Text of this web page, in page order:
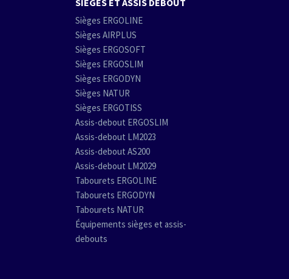
Sièges ERGOLINE
Sièges AIRPLUS
Sièges ERGOSOFT
Sièges ERGOSLIM
Sièges ERGODYN
Sièges NATUR
Sièges ERGOTISS
Assis-debout ERGOSLIM
Assis-debout LM2023
Assis-debout AS200
Assis-debout LM2029
Tabourets ERGOLINE
Tabourets ERGODYN
Tabourets NATUR
Équipements sièges et assis-
debouts